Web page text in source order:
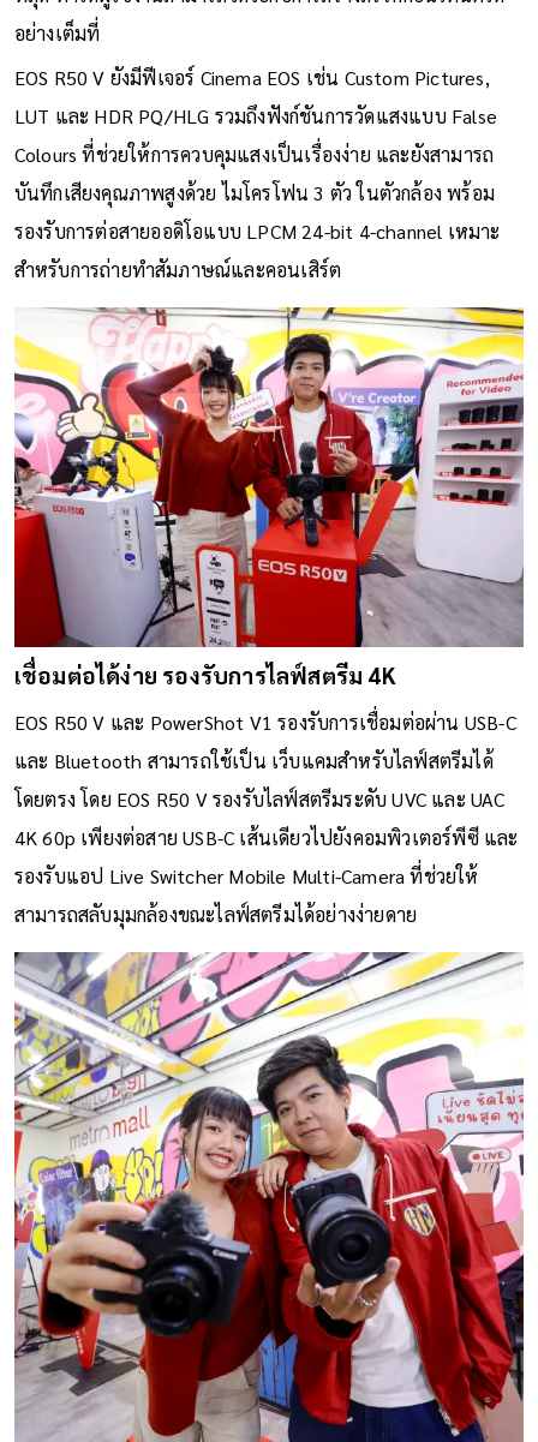
อย่างเต็มที่
EOS R50 V ยังมีฟีเจอร์ Cinema EOS เช่น Custom Pictures,
LUT และ HDR PQ/HLG รวมถึงฟังก์ชันการวัดแสงแบบ False
Colours ที่ช่วยให้การควบคุมแสงเป็นเรื่องง่าย และยังสามารถ
บันทึกเสียงคุณภาพสูงด้วย ไมโครโฟน 3 ตัว ในตัวกล้อง พร้อม
รองรับการต่อสายออดิโอแบบ LPCM 24-bit 4-channel เหมาะ
สำหรับการถ่ายทำสัมภาษณ์และคอนเสิร์ต
เชื่อมต่อได้ง่าย รองรับการไลฟ์สตรีม 4K
EOS R50 V และ PowerShot V1 รองรับการเชื่อมต่อผ่าน USB-C
และ Bluetooth สามารถใช้เป็น เว็บแคมสำหรับไลฟ์สตรีมได้
โดยตรง โดย EOS R50 V รองรับไลฟ์สตรีมระดับ UVC และ UAC
4K 60p เพียงต่อสาย USB-C เส้นเดียวไปยังคอมพิวเตอร์พีซี และ
รองรับแอป Live Switcher Mobile Multi-Camera ที่ช่วยให้
สามารถสลับมุมกล้องขณะไลฟ์สตรีมได้อย่างง่ายดาย